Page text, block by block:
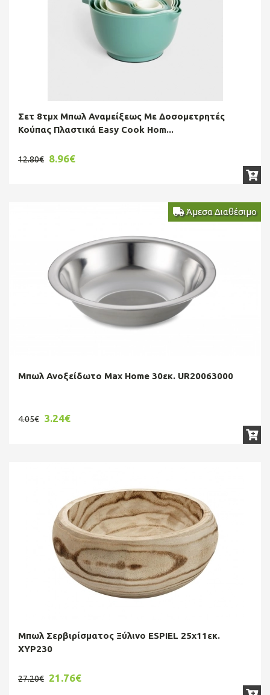
Σετ 8τμχ Μπωλ Αναμείξεως Με Δοσομετρητές
Κούπας Πλαστικά Easy Cook Hom...
12.80€ 8.96€
Άμεσα Διαθέσιμο
Μπωλ Ανοξείδωτο Max Home 30εκ. UR20063000
4.05€ 3.24€
Μπωλ Σερβιρίσματος Ξύλινο ESPIEL 25x11εκ.
XYP230
27.20€ 21.76€